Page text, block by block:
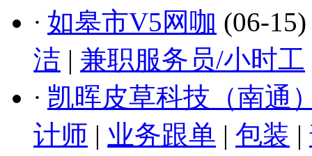
· 如皋市V5网咖 (06-
洁 | 兼职服务员/小时工
· 凯晖皮草科技（南通
计师 | 业务跟单 | 包装 |